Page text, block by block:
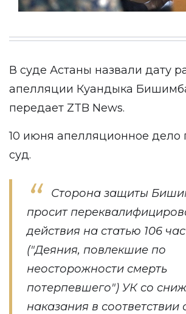
В суде Астаны назвали дату
апелляции Куандыка
передает ZTB News.
10 июня апелляционное дело
суд.
Сторона защиты
просит
действия на статью 106
("Деяния, повлекшие по
неосторожности смерть
потерпевшего") УК со
наказания в соответствии